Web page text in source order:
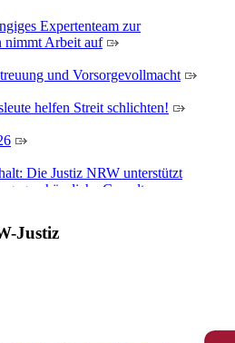
Expertenteam zur
nimmt Arbeit auf
und Vorsorgevollmacht
helfen Streit schlichten!
Die Justiz NRW unterstützt
gegen häusliche Gewalt
Suizidpräventionsarbeit: JVA
Justiz